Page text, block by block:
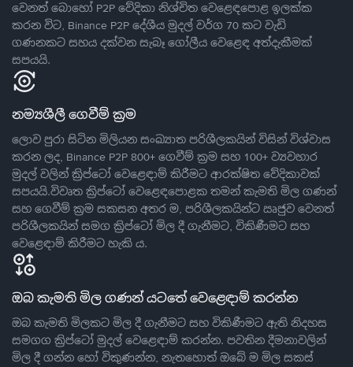
වෙනත් බොහෝ P2P වේදිකා නිශ්චිත වෙළෙඳපොළ ඉලක්ක
කරන විට, Binance P2P දේශීය මුදල් වර්ග 70 කට වැඩි
ගණනකට සහය දක්වන සැබෑ ගෝලීය වෙළෙඳ අත්දැකීමක්
සපයයි.
නම්‍යශීලී ගෙවීම් ක්‍රම
ලොව පුරා සිටින මිලියන සංඛ්‍යාත පරිශීලකයින් විසින් විශ්වාස
කරන ලද, Binance P2P 800+ ගෙවීම් ක්‍රම සහ 100+ ව්‍යවහාර
මුදල් වලින් ක්‍රිප්ටෝ වෙළෙඳාම් කිරීමට ආරක්ෂිත වේදිකාවක්
සපයයි.විවෘත ක්‍රිප්ටෝ වෙළෙඳපොළක තමන් කැමති මිල ගණන්
සහ ගෙවීම් ක්‍රම සකසන අතර ම, පරිශීලකයින්ට ඍජුව වෙනත්
පරිශීලකයින් සමග ක්‍රිප්ටෝ මිල දී ගැනීමට, විකිණීමට සහ
වෙළෙඳාම් කිරීමට හැකි ය.
ඔබ කැමති මිල ගණන් යටතේ වෙළෙඳාම් කරන්න
ඔබ කැමති මිලකට මිල දී ගැනීමට සහ විකිණීමට ඇති නිදහස
සමගග ක්‍රිප්ටෝ මුදල් වෙළෙඳාම් කරන්න. පවතින දීමනාවලින්
මිල දී ගන්න හෝ විකුණන්න, නැතහොත් ඔබේ ම මිල සකස්